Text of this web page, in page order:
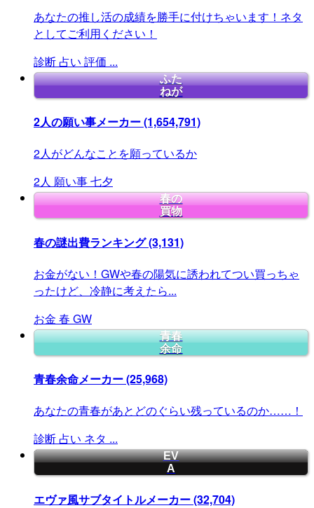
あなたの推し活の成績を勝手に付けちゃいます！ネタ
としてご利用ください！
診断 占い 評価 ...
ふた
ねが
2人の願い事メーカー(1,654,791)
2人がどんなことを願っているか
2人 願い事七夕
春の
買物
春の謎出費ランキング(3,131)
お金がない！GWや春の陽気に誘われてつい買っちゃ
ったけど、冷静に考えたら...
お金 春 GW
青春
余命
青春余命メーカー(25,968)
あなたの青春があとどのぐらい残っているのか……！
診断 占い ネタ ...
EV
A
エヴァ風サブタイトルメーカー(32,704)